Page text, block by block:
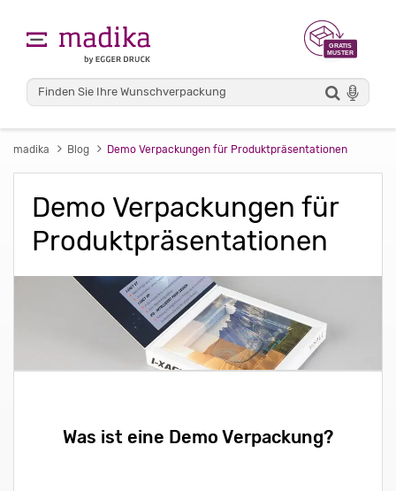
madika Blog Demo Verpackungen für Produktpräsentationen
Demo Verpackungen für
Produktpräsentationen
Was ist eine Demo Verpackung?